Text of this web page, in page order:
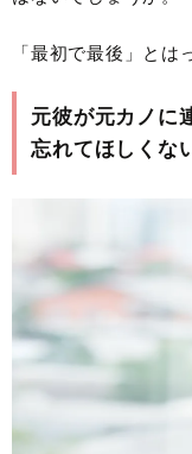
「最初で最後」とは
元彼が元カノに
忘れてほしくな